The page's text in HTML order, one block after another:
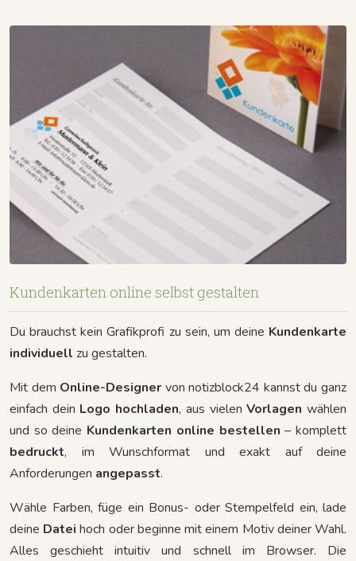
Kundenkarten online selbst gestalten
Du brauchst kein Grafikprofi zu sein, um deine Kundenkarte
individuell zu gestalten.
Mit dem Online-Designer von notizblock24 kannst du ganz
einfach dein Logo hochladen, aus vielenVorlagen wählen
und so deine Kundenkarten online bestellen – komplett
bedruckt, im Wunschformat und exakt auf deine
Anforderungen angepasst.
Wähle Farben, füge ein Bonus- oder Stempelfeld ein, lade
deine Datei hoch oder beginne mit einem Motiv deiner Wahl.
Alles geschieht intuitiv und schnell im Browser. Die